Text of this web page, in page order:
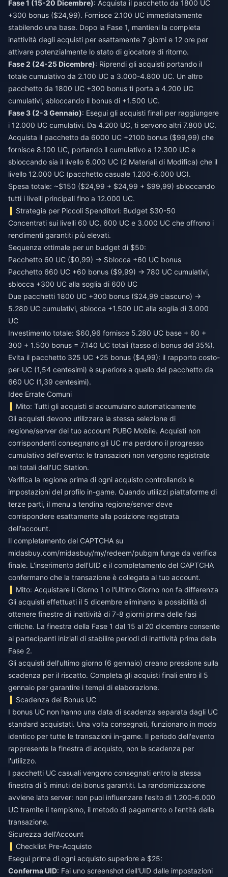
Fase 1 (15-20 Dicembre): Acquista il pacchetto da 1800 UC
+300 bonus ($24,99). Fornisce 2.100 UC immediatamente
stabilendo una base. Dopo la Fase 1, mantieni la completa
inattività degli acquisti per esattamente 7 giorni e 12 ore per
attivare potenzialmente lo stato di giocatore di ritorno.
Fase 2 (24-25 Dicembre): Riprendi gli acquisti portando il
totale cumulativo da 2.100 UC a 3.000-4.800 UC. Un altro
pacchetto da 1800 UC +300 bonus ti porta a 4.200 UC
cumulativi, sbloccando il bonus di +1.500 UC.
Fase 3 (2-3 Gennaio): Esegui gli acquisti finali per raggiungere
i 12.000 UC cumulativi. Da 4.200 UC, ti servono altri 7.800 UC.
Acquista il pacchetto da 6000 UC +2100 bonus ($99,99) che
fornisce 8.100 UC, portando il cumulativo a 12.300 UC e
sbloccando sia il livello 6.000 UC (2 Materiali di Modifica) che il
livello 12.000 UC (pacchetto casuale 1.200-6.000 UC).
Spesa totale: ~$150 ($24,99 + $24,99 + $99,99) sbloccando
tutti i livelli principali fino a 12.000 UC.
Strategia per Piccoli Spenditori: Budget $30-50
Concentrati sui livelli 60 UC, 600 UC e 3.000 UC che offrono i
rendimenti garantiti più elevati.
Sequenza ottimale per un budget di $50:
Pacchetto 60 UC ($0,99) → Sblocca +60 UC bonus
Pacchetto 660 UC +60 bonus ($9,99) → 780 UC cumulativi,
sblocca +300 UC alla soglia di 600 UC
Due pacchetti 1800 UC +300 bonus ($24,99 ciascuno) →
5.280 UC cumulativi, sblocca +1.500 UC alla soglia di 3.000
UC
Investimento totale: $60,96 fornisce 5.280 UC base + 60 +
300 + 1.500 bonus = 7.140 UC totali (tasso di bonus del 35%).
Evita il pacchetto 325 UC +25 bonus ($4,99): il rapporto costo-
per-UC (1,54 centesimi) è superiore a quello del pacchetto da
660 UC (1,39 centesimi).
Idee Errate Comuni
Mito: Tutti gli acquisti si accumulano automaticamente
Gli acquisti devono utilizzare la stessa selezione di
regione/server del tuo account PUBG Mobile. Acquisti non
corrispondenti consegnano gli UC ma perdono il progresso
cumulativo dell'evento: le transazioni non vengono registrate
nei totali dell'UC Station.
Verifica la regione prima di ogni acquisto controllando le
impostazioni del profilo in-game. Quando utilizzi piattaforme di
terze parti, il menu a tendina regione/server deve
corrispondere esattamente alla posizione registrata
dell'account.
Il completamento del CAPTCHA su
midasbuy.com/midasbuy/my/redeem/pubgm funge da verifica
finale. L'inserimento dell'UID e il completamento del CAPTCHA
confermano che la transazione è collegata al tuo account.
Mito: Acquistare il Giorno 1 o l'Ultimo Giorno non fa differenza
Gli acquisti effettuati il 5 dicembre eliminano la possibilità di
ottenere finestre di inattività di 7-8 giorni prima delle fasi
critiche. La finestra della Fase 1 dal 15 al 20 dicembre consente
ai partecipanti iniziali di stabilire periodi di inattività prima della
Fase 2.
Gli acquisti dell'ultimo giorno (6 gennaio) creano pressione sulla
scadenza per il riscatto. Completa gli acquisti finali entro il 5
gennaio per garantire i tempi di elaborazione.
Scadenza dei Bonus UC
I bonus UC non hanno una data di scadenza separata dagli UC
standard acquistati. Una volta consegnati, funzionano in modo
identico per tutte le transazioni in-game. Il periodo dell'evento
rappresenta la finestra di acquisto, non la scadenza per
l'utilizzo.
I pacchetti UC casuali vengono consegnati entro la stessa
finestra di 5 minuti dei bonus garantiti. La randomizzazione
avviene lato server: non puoi influenzare l'esito di 1.200-6.000
UC tramite il tempismo, il metodo di pagamento o l'entità della
transazione.
Sicurezza dell'Account
Checklist Pre-Acquisto
Esegui prima di ogni acquisto superiore a $25:
Conferma UID: Fai uno screenshot dell'UID dalle impostazioni